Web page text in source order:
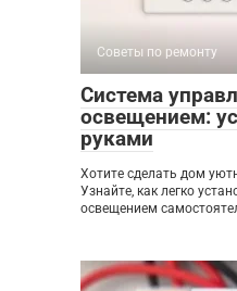
Советы по ремонту
Система
освещением:
руками
Хотите сделать дом
Узнайте, как легко
освещением